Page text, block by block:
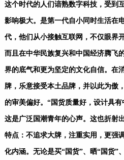
这个时代的人们谙熟数字科技，受到
影响极大。是第一代自小同时生活在
代，他们从小接触互联网，不仅眼界
而且在中华民族复兴和中国经济腾飞
界的底气和更为坚定的文化自信。在
牌，乐意接受本土品牌，并以此为傲
的审美偏好。“国货质量好，设计具
这是广泛国潮青年的心声。这也折射
特点：不追求大牌，注重实用，更强
化内涵。无论是买“国货”、晒“国货”